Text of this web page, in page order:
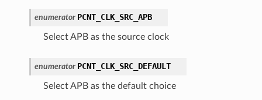
enumerator PCNT_CLK_SRC_APB
Select APB as the source clock
enumerator PCNT_CLK_SRC_DEFAULT
Select APB as the default choice